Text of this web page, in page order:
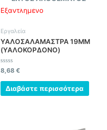
Εξαντλημένο
Εργαλεία
ΥΑΛΟΣΑΛΑΜΑΣΤΡΑ 19MM
(ΥΑΛΟΚΟΡΔΟΝΟ)
Βαθμολογήθηκε
με
0
από
8,68 €
Διαβάστε περισσότερα